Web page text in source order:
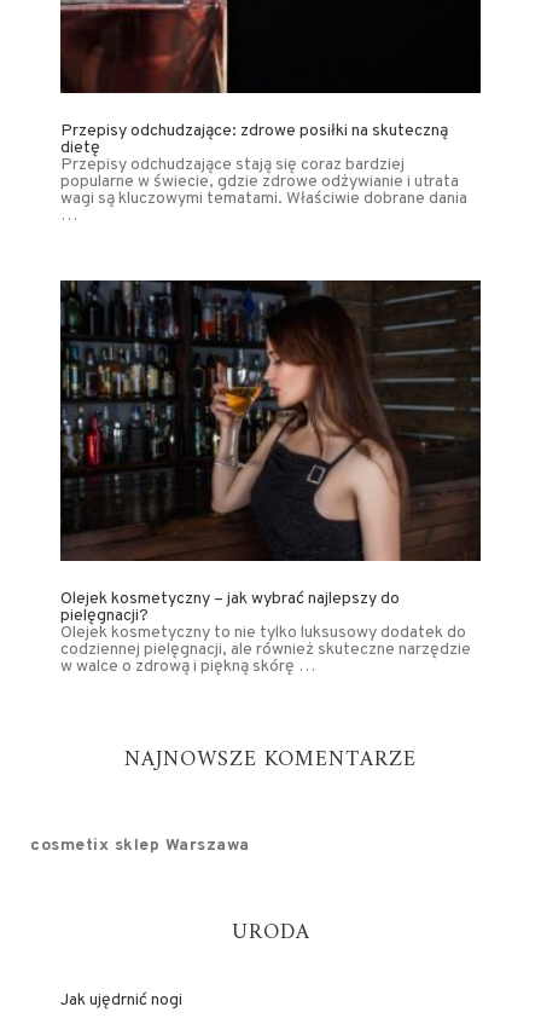
Przepisy odchudzające: zdrowe posiłki na skuteczną
dietę
Przepisy odchudzające stają się coraz bardziej
popularne w świecie, gdzie zdrowe odżywianie i utrata
wagi są kluczowymi tematami. Właściwie dobrane dania
…
Olejek kosmetyczny – jak wybrać najlepszy do
pielęgnacji?
Olejek kosmetyczny to nie tylko luksusowy dodatek do
codziennej pielęgnacji, ale również skuteczne narzędzie
w walce o zdrową i piękną skórę …
NAJNOWSZE KOMENTARZE
cosmetix sklep Warszawa
URODA
Jak ujędrnić nogi